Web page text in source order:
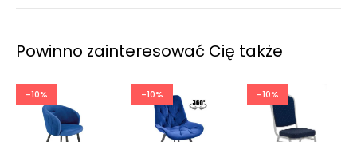
Powinno zainteresować Cię także
-10% -10% -10%